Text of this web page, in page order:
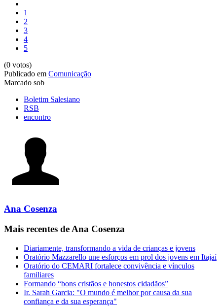
1
2
3
4
5
(0 votos)
Publicado em Comunicação
Marcado sob
Boletim Salesiano
RSB
encontro
Ana Cosenza
Mais recentes de Ana Cosenza
Diariamente, transformando a vida de crianças e jovens
Oratório Mazzarello une esforços em prol dos jovens em Itajaí
Oratório do CEMARI fortalece convivência e vínculos
familiares
Formando “bons cristãos e honestos cidadãos”
Ir. Sarah Garcia: "O mundo é melhor por causa da sua
confiança e da sua esperança"